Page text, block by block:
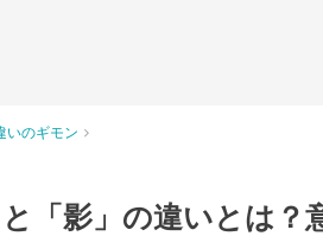
いのギモン
と「影」の違いとは